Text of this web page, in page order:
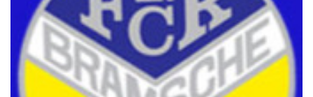
Stadionzeitung
Spielstätten
Trainingszeiten